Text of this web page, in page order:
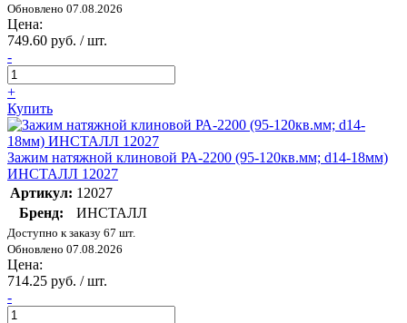
Обновлено 07.08.2026
Цена:
749.60 руб. / шт.
-
+
Купить
Зажим натяжной клиновой РА-2200 (95-120кв.мм; d14-18мм)
ИНСТАЛЛ 12027
Артикул: 12027
Бренд:
ИНСТАЛЛ
Доступно к заказу 67 шт.
Обновлено 07.08.2026
Цена:
714.25 руб. / шт.
-